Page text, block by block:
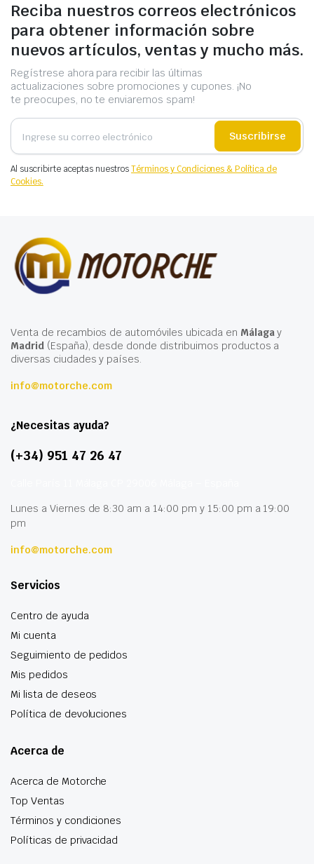
Reciba nuestros correos electrónicos
para obtener información sobre
nuevos artículos, ventas y mucho más.
Regístrese ahora para recibir las últimas
actualizaciones sobre promociones y cupones. ¡No
te preocupes, no te enviaremos spam!
Suscribirse
Al suscribirte aceptas nuestrosTérminos y Condiciones & Política de
Cookies.
Venta de recambios de automóviles ubicada en Málagay
Madrid(España), desde donde distribuimos productos a
diversas ciudades y países.
info@motorche.com
¿Necesitas ayuda?
(+34) 951 47 26 47
Lunes a Viernes de 8:30 am a 14:00 pm y 15:00 pm a 19:00
pm
info@motorche.com
Servicios
Centro de ayuda
Mi cuenta
Seguimiento de pedidos
Mis pedidos
Mi lista de deseos
Política de devoluciones
Acerca de
Acerca de Motorche
Top Ventas
Términos y condiciones
Políticas de privacidad